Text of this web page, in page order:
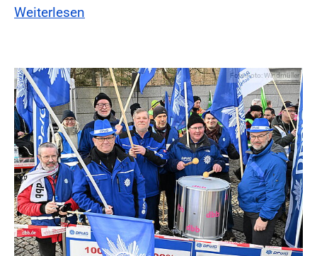
Weiterlesen
Foto:Foto: Windmüller